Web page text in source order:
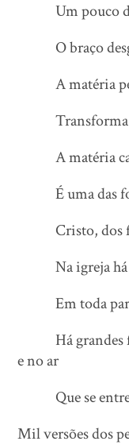
Um pouco da
O braço
A matéria
Transforma-
A matéria
É uma das
Cristo, dos
Na igreja há
Em toda
Há grandes
e no ar
Que se
Mil versões dos